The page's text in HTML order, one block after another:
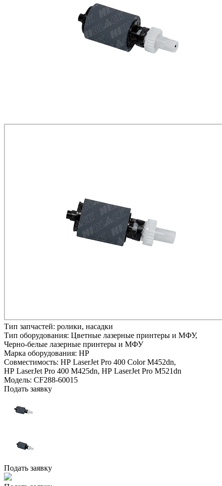
Тип запчастей: ролики, насадки
Тип оборудования: Цветные лазерные принтеры и МФУ,
Черно-белые лазерные принтеры и МФУ
Марка оборудования: HP
Совместимость: HP LaserJet Pro 400 Color M452dn,
HP LaserJet Pro 400 M425dn, HP LaserJet Pro M521dn
Модель: CF288-60015
Подать заявку
Подать заявку